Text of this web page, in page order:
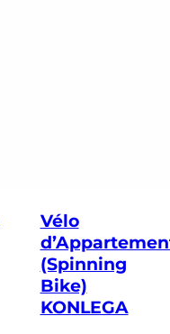
Vélo
(Spinning
Bike)
KONLEGA